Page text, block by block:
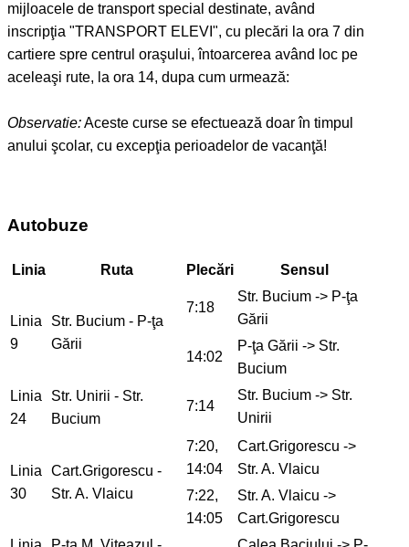
mijloacele de transport special destinate, având
inscripţia "TRANSPORT ELEVI", cu plecări la ora 7 din
cartiere spre centrul oraşului, întoarcerea având loc pe
aceleaşi rute, la ora 14, dupa cum urmează:
Observatie:Aceste curse se efectuează doar în timpul
anului şcolar, cu excepţia perioadelor de vacanţă!
Autobuze
Linia Ruta Plecări Sensul
Linia
9
Str. Bucium - P-ţa
Gării
7:18
Str. Bucium -> P-ţa
Gării
14:02
P-ţa Gării -> Str.
Bucium
Linia
24
Str. Unirii - Str.
Bucium
7:14
Str. Bucium -> Str.
Unirii
Linia
30
Cart.Grigorescu -
Str. A. Vlaicu
7:20,
14:04
Cart.Grigorescu ->
Str. A. Vlaicu
7:22,
14:05
Str. A. Vlaicu ->
Cart.Grigorescu